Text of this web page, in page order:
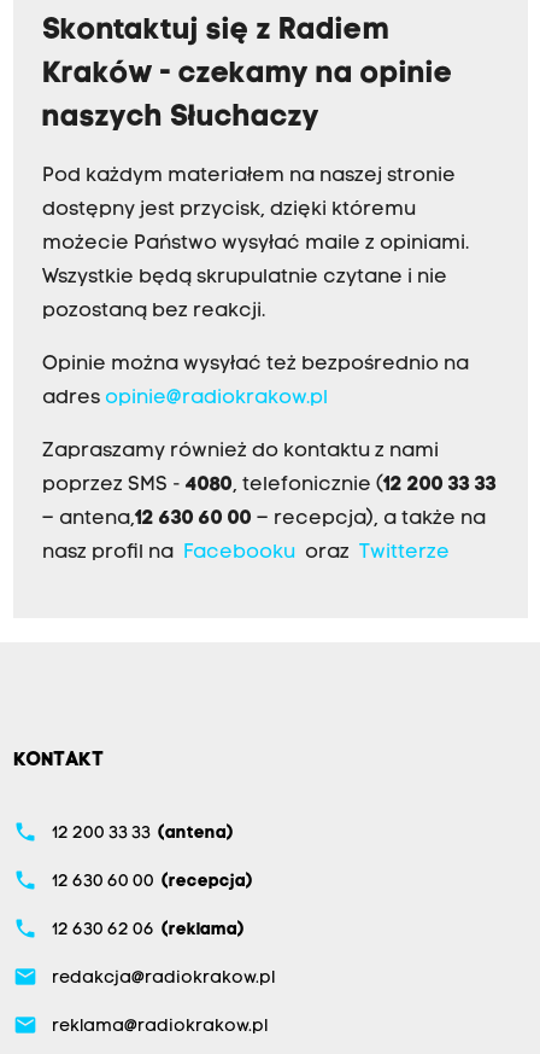
Skontaktuj się z Radiem
Kraków - czekamy na opinie
naszych Słuchaczy
Pod każdym materiałem na naszej stronie
dostępny jest przycisk, dzięki któremu
możecie Państwo wysyłać maile z opiniami.
Wszystkie będą skrupulatnie czytane i nie
pozostaną bez reakcji.
Opinie można wysyłać też bezpośrednio na
adres opinie@radiokrakow.pl
Zapraszamy również do kontaktu z nami
poprzez SMS - 4080, telefonicznie (12 200 33 33
– antena,12 630 60 00 – recepcja), a także na
nasz profil na Facebookuoraz Twitterze
KONTAKT
phone 12 200 33 33 (antena)
phone 12 630 60 00 (recepcja)
phone 12 630 62 06 (reklama)
email redakcja@radiokrakow.pl
email reklama@radiokrakow.pl